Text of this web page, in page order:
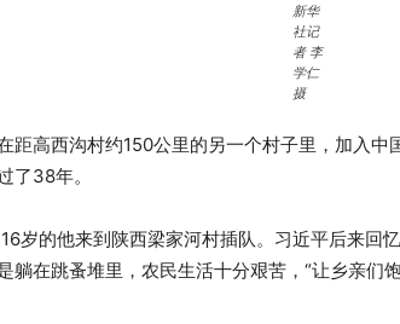
新华
社记
者 李
学仁
摄
距高西沟村约150公里的另一个村子里，加入中
了38年。
岁的他来到陕西梁家河村插队。习近平后来回
躺在跳蚤堆里，农民生活十分艰苦，“让乡亲们